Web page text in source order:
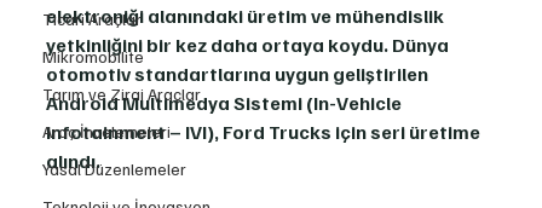
Ticari Araçlar
Mikromobilite
Tarım ve Zirai Araçlar
Araç İncelemeleri
Yasal Düzenlemeler
elektroniği alanındaki üretim ve mühendislik
yetkinliğini bir kez daha ortaya koydu. Dünya
otomotiv standartlarına uygun geliştirilen
Android Multimedya Sistemi (In-Vehicle
Infotainment – IVI), Ford Trucks için seri üretime
alındı.